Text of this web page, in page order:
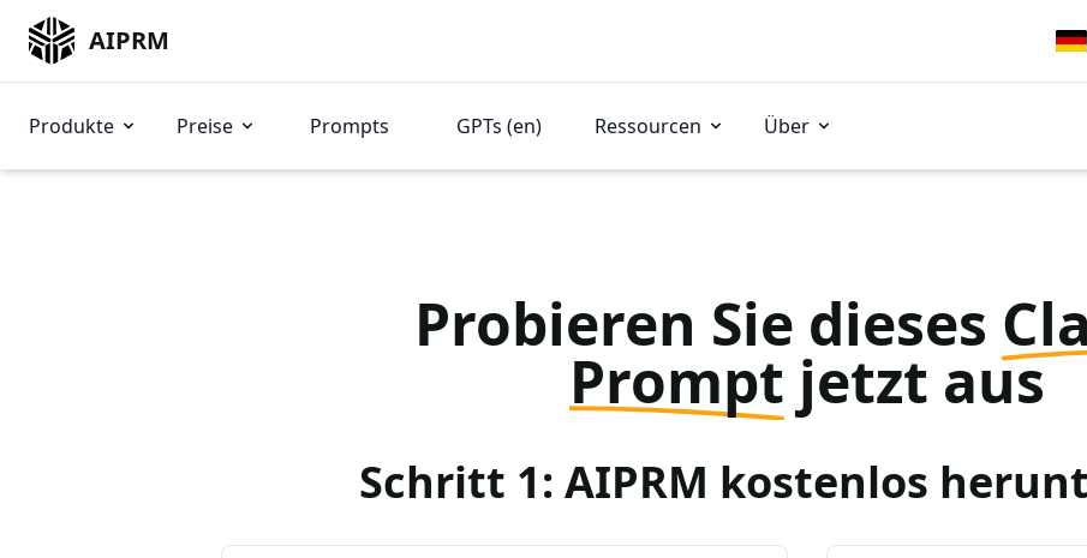
AIPRM
Produkte Preise Prompts GPTs (en) Ressourcen Über
Probieren Sie dieses
Prompt jetzt aus
Schritt 1: AIPRM kostenlos